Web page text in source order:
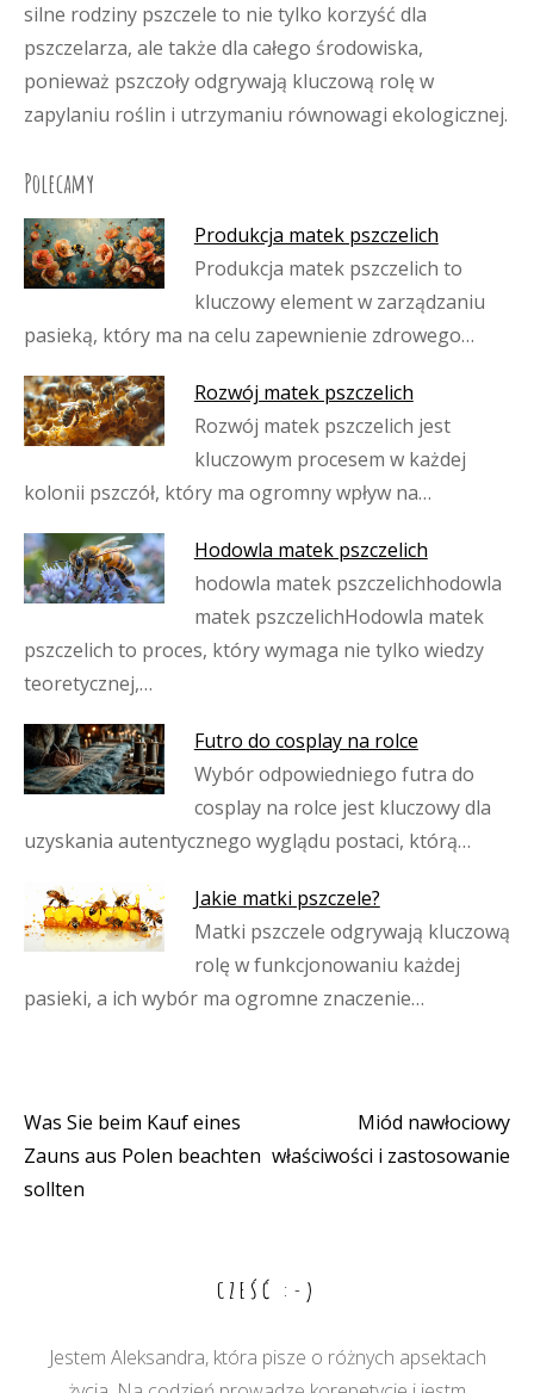
silne rodziny pszczele to nie tylko korzyść dla
pszczelarza, ale także dla całego środowiska,
ponieważ pszczoły odgrywają kluczową rolę w
zapylaniu roślin i utrzymaniu równowagi ekologicznej.
Polecamy
Produkcja matek pszczelich
Produkcja matek pszczelich to
kluczowy element w zarządzaniu
pasieką, który ma na celu zapewnienie zdrowego…
Rozwój matek pszczelich
Rozwój matek pszczelich jest
kluczowym procesem w każdej
kolonii pszczół, który ma ogromny wpływ na…
Hodowla matek pszczelich
hodowla matek pszczelichhodowla
matek pszczelichHodowla matek
pszczelich to proces, który wymaga nie tylko wiedzy
teoretycznej,…
Futro do cosplay na rolce
Wybór odpowiedniego futra do
cosplay na rolce jest kluczowy dla
uzyskania autentycznego wyglądu postaci, którą…
Jakie matki pszczele?
Matki pszczele odgrywają kluczową
rolę w funkcjonowaniu każdej
pasieki, a ich wybór ma ogromne znaczenie…
Nawigacja
wpisu
Was Sie beim Kauf eines
Zauns aus Polen beachten
sollten
Miód nawłociowy
właściwości i zastosowanie
CZEŚĆ :-)
Jestem Aleksandra, która pisze o różnych apsektach